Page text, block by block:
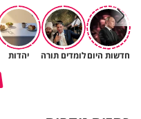
חדשות היוםלומדים תורה יהדות
מדוע האמונה נמשלה למלח?